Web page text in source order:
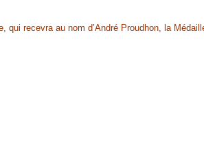
recevra au nom d’André Proudhon, la